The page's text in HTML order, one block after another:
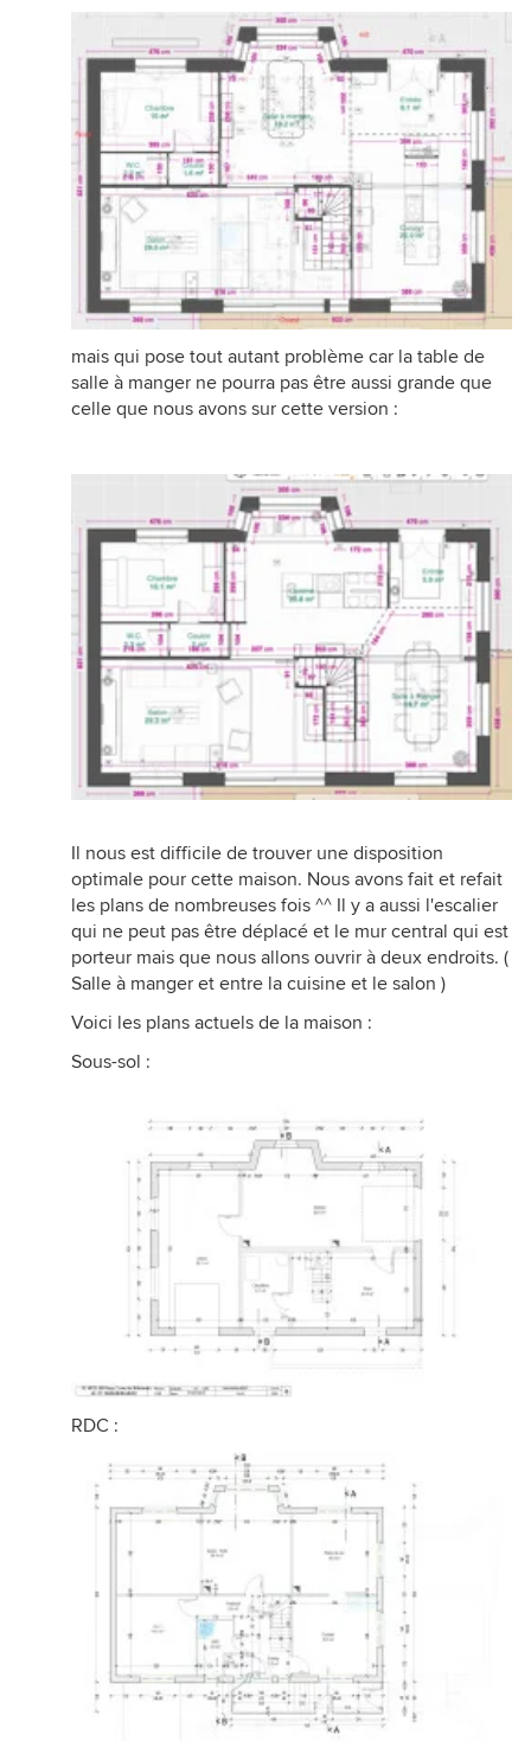
mais qui pose tout autant problème car la table de
salle à manger ne pourra pas être aussi grande que
celle que nous avons sur cette version :
Il nous est difficile de trouver une disposition
optimale pour cette maison. Nous avons fait et refait
les plans de nombreuses fois ^^ Il y a aussi l'escalier
qui ne peut pas être déplacé et le mur central qui est
porteur mais que nous allons ouvrir à deux endroits. (
Salle à manger et entre la cuisine et le salon )
Voici les plans actuels de la maison :
Sous-sol :
RDC :